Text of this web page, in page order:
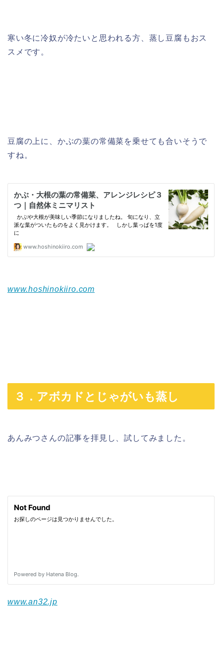
寒い冬に冷奴が冷たいと思われる方、蒸し豆腐もおス
スメです。
豆腐の上に、かぶの葉の常備菜を乗せても合いそうで
すね。
www.hoshinokiiro.com
３．アボカドとじゃがいも蒸し
あんみつさんの記事を拝見し、試してみました。
www.an32.jp